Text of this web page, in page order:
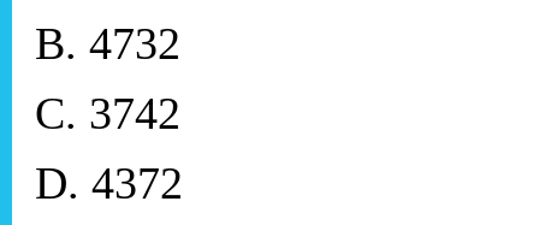
B. 4732
C. 3742
D. 4372